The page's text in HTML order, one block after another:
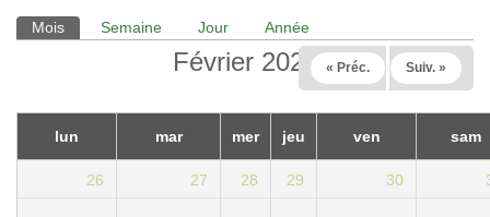
Onglets principaux
Mois (onglet actif)
Semaine Jour Année
Février 2026 « Préc. Suiv. »
lun mar mer jeu ven sam
26 27 28 29 30